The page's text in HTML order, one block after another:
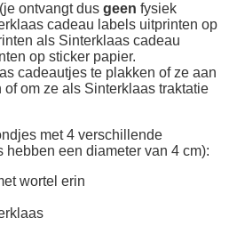
ontvangt dus geen fysiek
cadeau labels uitprinten op
als Sinterklaas cadeau
op sticker papier.
cadeautjes te plakken of ze aan
om ze als Sinterklaas traktatie
met 4 verschillende
een diameter van 4 cm):
wortel erin